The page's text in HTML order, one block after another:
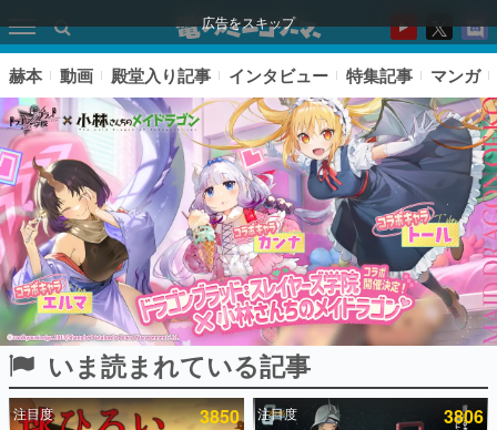
広告をスキップ
ピックアップ
赫本 動画 殿堂入り記事 インタビュー 特集記事 マンガ
いま読まれている記事
注目度 3850 注目度 3806